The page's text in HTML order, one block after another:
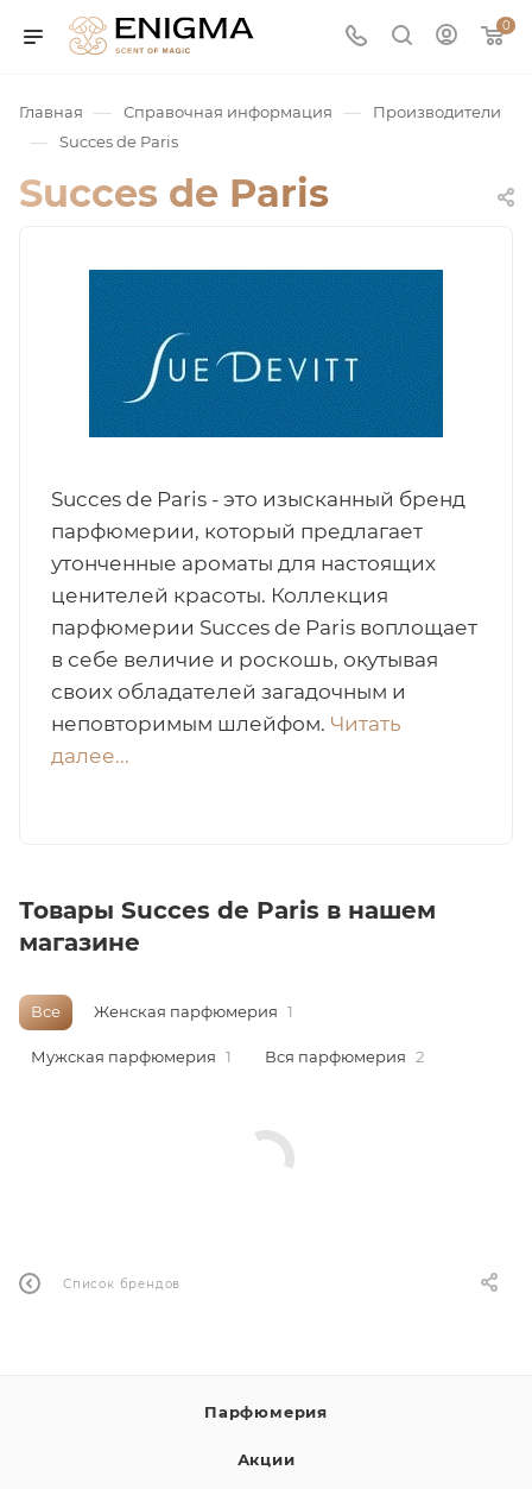
0
/ Нишевая
Арабская
Главная — Справочная информация — Производители
— Succes de Paris
Succes de Paris
Succes de Paris - это изысканный бренд
парфюмерии, который предлагает
утонченные ароматы для настоящих
ценителей красоты. Коллекция
парфюмерии Succes de Paris воплощает
в себе величие и роскошь, окутывая
своих обладателей загадочным и
неповторимым шлейфом. Читать
далее...
Товары Succes de Paris в нашем
магазине
Все Женская парфюмерия 1
Мужская парфюмерия 1 Вся парфюмерия 2
Список брендов
Парфюмерия
Акции